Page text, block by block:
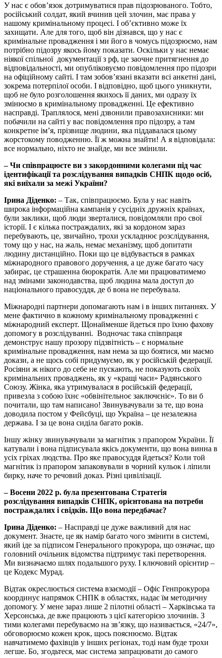
У нас є обов’язок дотримуватися прав підозрюваного. Тобто,
російський солдат, який вчинив цей злочин, має права у
нашому кримінальному процесі. І об’єктивно може їх
захищати. Але для того, щоб він дізнався, що у нас є
кримінальне провадження і ми його в чомусь підозрюємо, нам
потрібно підозру якось йому показати. Оскільки у нас немає
ніякої спільної документації з рф, це заочне притягнення до
відповідальності, ми опубліковуємо повідомлення про підозри
на офіційному сайті. І там зобов’язані вказати всі анкетні дані,
зокрема потерпілої особи. І відповідно, щоб цього уникнути,
щоб не було розголошення якихось її даних, ми одразу їх
змінюємо в кримінальному провадженні. Це ефективно
насправді. Траплялося, мені дзвонили правозахисники: ми
побачили на сайті у вас повідомлення про підозру, а там
конкретне ім’я, прізвище людини, яка піддавалася цьому
жорстокому поводженню. Її ж можна знайти! А я відповідала:
все нормально, ніхто не знайде, ми все змінили.
– Чи співпрацюєте ви з закордонними колегами під час
ідентифікації та розслідування випадків СНПК щодо осіб,
які виїхали за межі України?
Ірина Діденко: – Так, співпрацюємо. Була у нас навіть
широка інформаційна кампанія у сусідніх дружніх країнах,
були заклики, щоб люди зверталися, повідомляли про свої
історії. І є кілька постраждалих, які за кордоном зараз
перебувають, це, звичайно, трохи ускладнює розслідування,
тому що у нас, на жаль, немає механізму, щоб допитати
людину дистанційно. Поки що це відбувається в рамках
міжнародного правового доручення, а це дуже багато часу
забирає, це страшенна бюрократія. Але ми працюватимемо
над змінами законодавства, щоб людина мала доступ до
національного правосуддя, де б вона не перебувала.
Міжнародні партнери допомагають нам і в інших питаннях. У
мене фактично в кожному кримінальному провадженні є
міжнародний експерт. Щонайменше йдеться про їхню фахову
допомогу в розслідуванні. Водночас така співпраця
демонструє нашу прозору підзвітність – є нормальне
кримінальне провадження, нам нема за що боятися, ми маємо
докази, а не щось собі придумуємо, як у російській федерації.
Росіяни ж нікого до себе не пускають, не показують своїх
кримінальних проваджень, як у «кращі часи» Радянського
Союзу. Жінка, яка утримувалася в російській федерації,
привезла з собою їхнє «обвінітельноє заключєніє». То ви б
почитали, що там написано! Звинувачували за те, що вона
доводила постом у Фейсбуці, що Україна – це незалежна
держава. І за це вона сиділа багато років.
Іншу жінку звинувачували за магнітик з прапором України. Її
катували і вона підписувала якісь документи, що вона винна в
усіх гріхах людства. Про яке правосуддя йдеться? Коли той
магнітик із прапором запаковували в чорний кульок і ліпили
бирку, наче то речовий доказ. Різні цивілізації.
– Восени 2022 р. була презентована Стратегія
розслідування випадків СНПК, орієнтована на потреби
постраждалих і свідків. Що вона передбачає?
Ірина Діденко: – Насправді це дуже важливий для нас
документ. Знаєте, це як намір багато чого змінити в системі,
який іде за підписом Генерального прокурора, що означає, що
головний очільник відомства підтримує такі перетворення.
Ми визначаємо шлях подальшого руху. І ключовий орієнтир –
це Кодекс Мурад.
Відтак окреслюється система взаємодії – Офіс Генпрокурора
координує напрямок СНПК в областях, надає їм методичну
допомогу. У мене зараз лише 2 пілотні області – Харківська та
Херсонська, де вже працюють з цієї категорією злочинів. З
тими колегами перебуваємо на зв’язку, що називається, «24/7»,
обговорюємо кожен крок, щось пояснюємо. Відтак
навчатимемо фахівців у інших регіонах, тоді нам буде трохи
легше. Бо, згодьтеся, має система запрацювати до самого